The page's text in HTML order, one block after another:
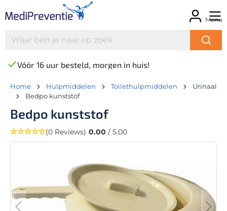
Menu
Vóór 16 uur besteld, morgen in huis!
Home Hulpmiddelen Toilethulpmiddelen
Urinaal
Bedpo kunststof
Bedpo kunststof
(0 Reviews) 0.00 / 5.00